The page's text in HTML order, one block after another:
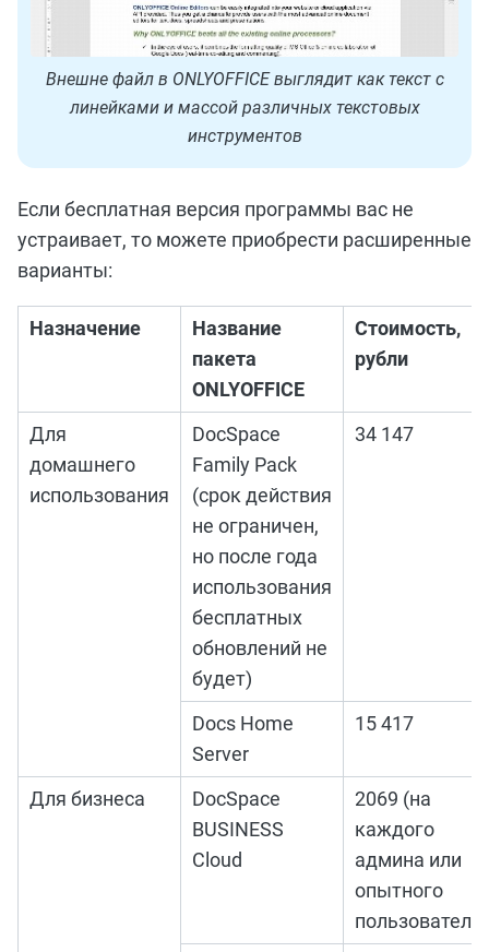
Внешне файл в ONLYOFFICE выглядит как текст с
линейками и массой различных текстовых
инструментов
Если бесплатная версия программы вас не
устраивает, то можете приобрести расширенные
варианты:
Назначение
Название
пакета
ONLYOFFICE
Стоимость,
рубли
Для
домашнего
использования
DocSpace
Family Pack
(срок действия
не ограничен,
но после года
использования
бесплатных
обновлений не
будет)
34 147
Docs Home
Server
15 417
Для бизнеса
DocSpace
BUSINESS
Cloud
2069 (на
каждого
админа или
опытного
пользователя)